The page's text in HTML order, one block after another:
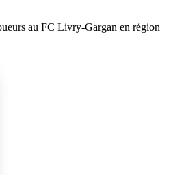
au FC Livry-Gargan en région